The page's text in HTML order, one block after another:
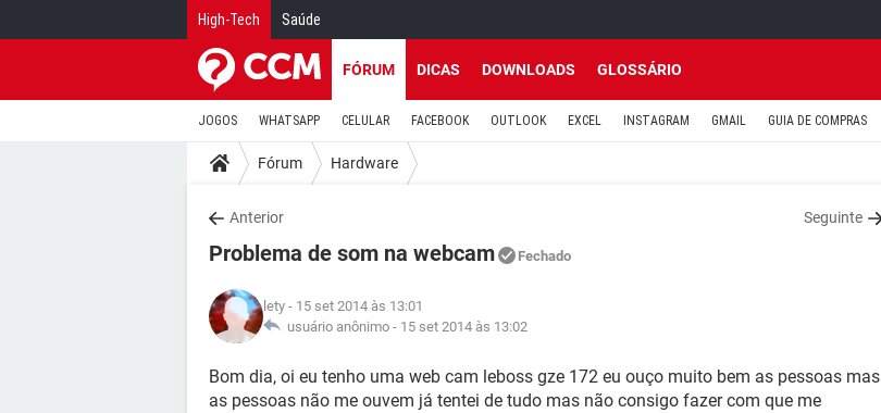
High-Tech Saúde
FÓRUM DICAS DOWNLOADS GLOSSÁRIO
JOGOS WHATSAPP CELULAR FACEBOOK OUTLOOK EXCEL INSTAGRAM GMAIL GUIA DE COMPRAS
Fórum Hardware
Anterior Seguinte
Problema de som na webcam Fechado
lety - 15 set 2014 às 13:01
usuário anônimo - 15 set 2014 às 13:02
Bom dia, oi eu tenho uma web cam leboss gze 172 eu ouço muito bem as pessoas mas
as pessoas não me ouvem já tentei de tudo mas não consigo fazer com que me